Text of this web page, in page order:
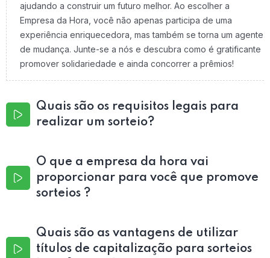
ajudando a construir um futuro melhor. Ao escolher a
Empresa da Hora, você não apenas participa de uma
experiência enriquecedora, mas também se torna um agente
de mudança. Junte-se a nós e descubra como é gratificante
promover solidariedade e ainda concorrer a prêmios!
Quais são os requisitos legais para
realizar um sorteio?
O que a empresa da hora vai
proporcionar para você que promove
sorteios ?
Quais são as vantagens de utilizar
títulos de capitalização para sorteios